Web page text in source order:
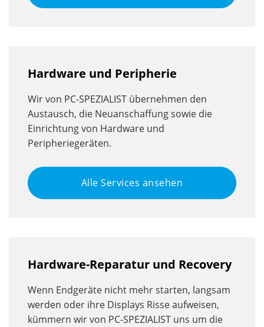
Hardware und Peripherie
Wir von PC-SPEZIALIST übernehmen den
Austausch, die Neuanschaffung sowie die
Einrichtung von Hardware und
Peripheriegeräten.
Alle Services ansehen
Hardware-Reparatur und Recovery
Wenn Endgeräte nicht mehr starten, langsam
werden oder ihre Displays Risse aufweisen,
kümmern wir von PC-SPEZIALIST uns um die